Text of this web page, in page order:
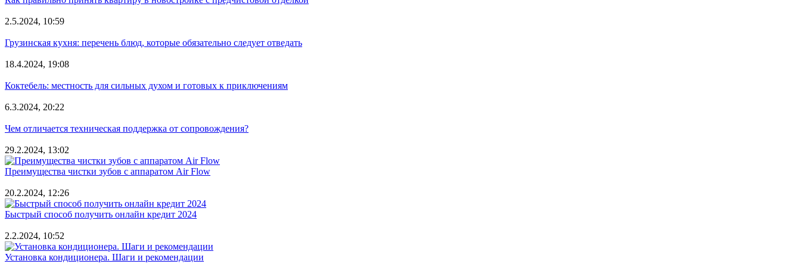
2.5.2024, 10:59
Грузинская кухня: перечень блюд, которые обязательно следует отведать
18.4.2024, 19:08
Коктебель: местность для сильных духом и готовых к приключениям
6.3.2024, 20:22
Чем отличается техническая поддержка от сопровождения?
29.2.2024, 13:02
Преимущества чистки зубов с аппаратом Air Flow
20.2.2024, 12:26
Быстрый способ получить онлайн кредит 2024
2.2.2024, 10:52
Установка кондиционера. Шаги и рекомендации